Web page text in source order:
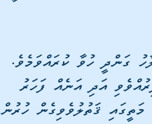
ގަންދީ ހުވާ ކުރައްވަމެވެ.
އަދި އަނެއް ފަހަރު
ޤަތުލުވެވިގެން ހުރުން